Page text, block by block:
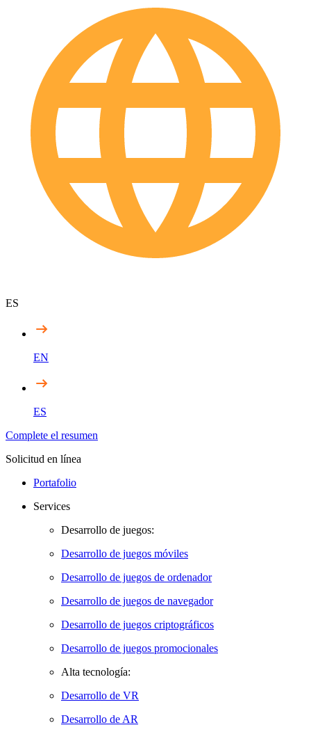
ES
EN
ES
Complete el resumen
Solicitud en línea
Portafolio
Services
Desarrollo de juegos:
Desarrollo de juegos móviles
Desarrollo de juegos de ordenador
Desarrollo de juegos de navegador
Desarrollo de juegos criptográficos
Desarrollo de juegos promocionales
Alta tecnología:
Desarrollo de VR
Desarrollo de AR